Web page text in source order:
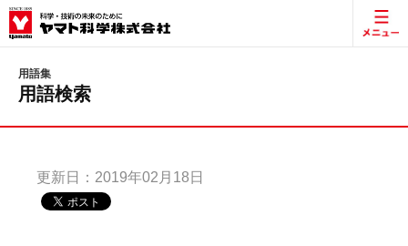
用語集
用語検索
更新日：2019年02月18日